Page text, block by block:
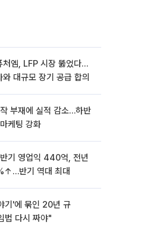
처엠, LFP 시장 뚫었다…
와 대규모 장기 공급 합의
부재에 실적 감소…하반
케팅 강화
기 영업익 440억, 전년
반기 역대 최대
기'에 묶인 20년 규
법 다시 짜야"